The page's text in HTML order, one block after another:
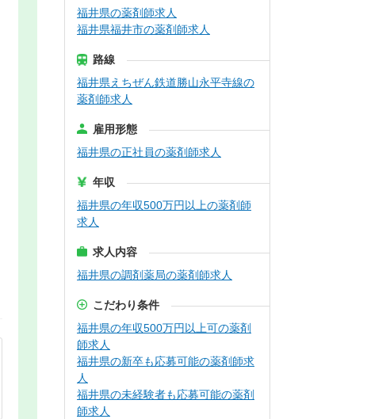
福井県の薬剤師求人
福井県福井市の薬剤師求人
路線
福井県えちぜん鉄道勝山永平寺線の
薬剤師求人
雇用形態
福井県の正社員の薬剤師求人
年収
福井県の年収500万円以上の薬剤師
求人
求人内容
福井県の調剤薬局の薬剤師求人
こだわり条件
福井県の年収500万円以上可の薬剤
師求人
福井県の新卒も応募可能の薬剤師求
人
福井県の未経験者も応募可能の薬剤
師求人